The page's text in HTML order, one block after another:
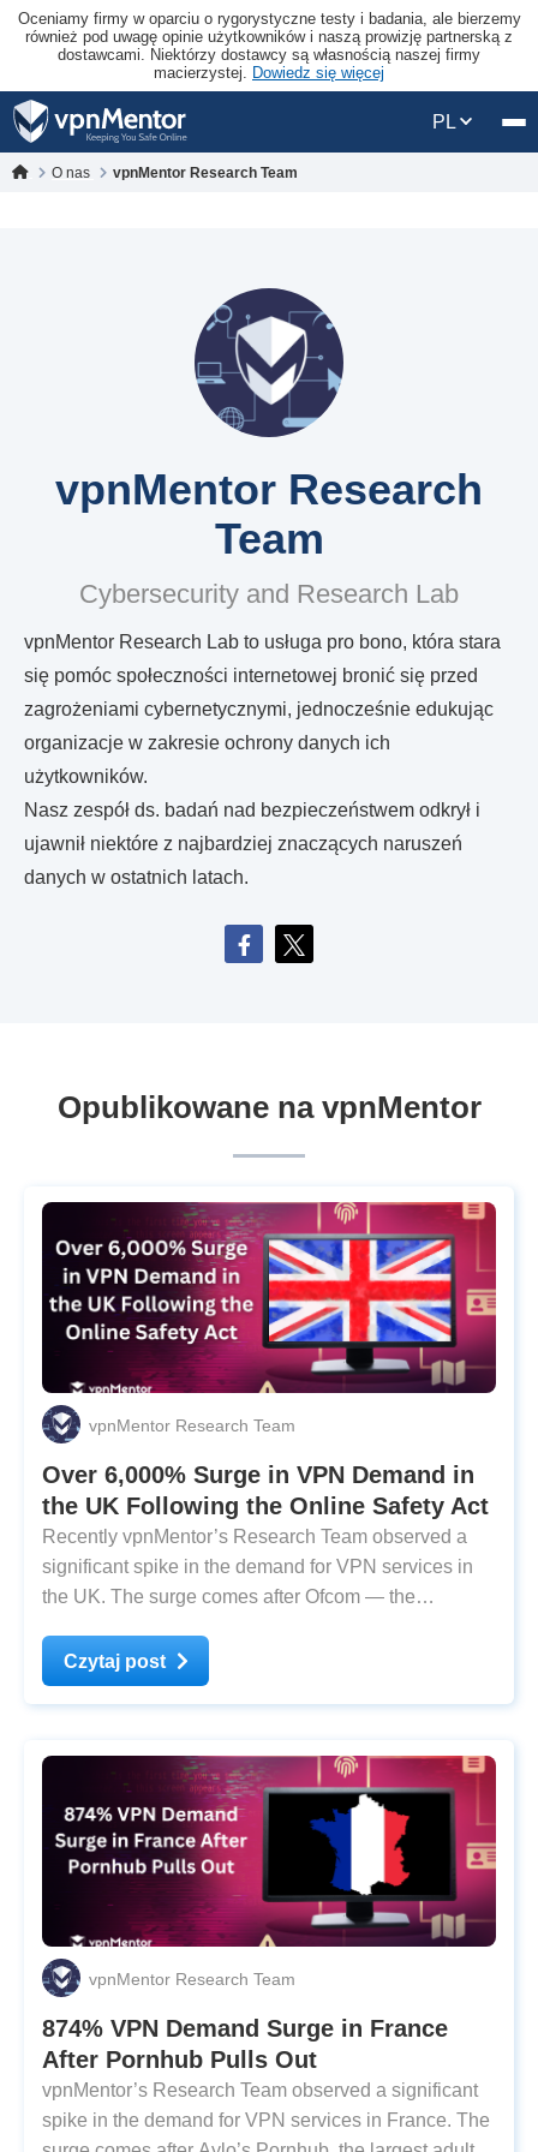
Oceniamy firmy w oparciu o rygorystyczne testy i badania, ale bierzemy
również pod uwagę opinie użytkowników i naszą prowizję partnerską z
dostawcami. Niektórzy dostawcy są własnością naszej firmy
macierzystej. Dowiedz się więcej
PL
O nas vpnMentor Research Team
vpnMentor Research
Team
Cybersecurity and Research Lab
vpnMentor Research Lab to usługa pro bono, która stara
się pomóc społeczności internetowej bronić się przed
zagrożeniami cybernetycznymi, jednocześnie edukując
organizacje w zakresie ochrony danych ich
użytkowników.
Nasz zespół ds. badań nad bezpieczeństwem odkrył i
ujawnił niektóre z najbardziej znaczących naruszeń
danych w ostatnich latach.
Opublikowane na vpnMentor
vpnMentor Research Team
Over 6,000% Surge in VPN Demand in
the UK Following the Online Safety Act
Recently vpnMentor’s Research Team observed a
significant spike in the demand for VPN services in
the UK. The surge comes after Ofcom — the
the Online Safety Act as a measure to keep children
away from adult content. What’s Important to Know:
Czytaj post
vpnMentor Research Team
874% VPN Demand Surge in France
After Pornhub Pulls Out
vpnMentor’s Research Team observed a significant
spike in the demand for VPN services in France. The